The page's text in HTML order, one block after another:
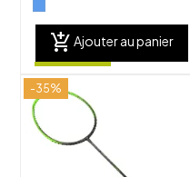
add_shopping_cart Ajouter au panier
-35%